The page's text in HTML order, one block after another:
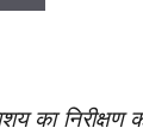
का निरीक्षण